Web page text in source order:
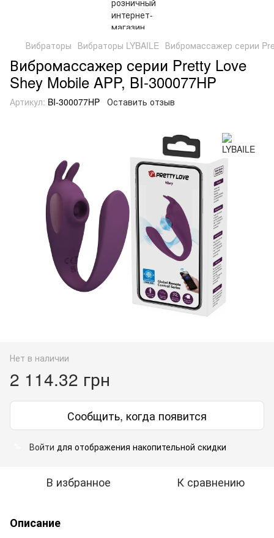
Вибраторы Вибраторы LYBAILE Вибромассажер серии
Вибромассажер серии Pretty Love
Shey Mobile APP, BI-300077HP
Артикул: BI-300077HP Оставить отзыв
Нет в наличии
2 114.32 грн
Сообщить, когда появится
Войти для отображения накопительной скидки
В избранное К сравнению
Описание